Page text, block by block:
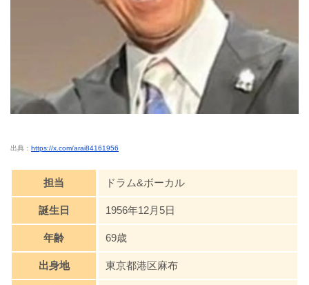
出典： https://x.com/arai84161956
担当 ドラム&ボーカル
誕生日 1956年12月5日
年齢 69歳
出身地 東京都港区麻布